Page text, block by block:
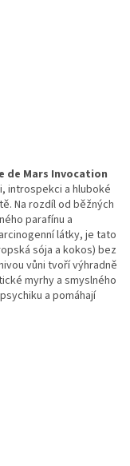
de Mars Invocation
introspekci a hluboké
Na rozdíl od běžných
parafínu a
látky, je tato
sója a kokos) bez
vůni tvoří výhradně
myrhy a smyslného
a pomáhají